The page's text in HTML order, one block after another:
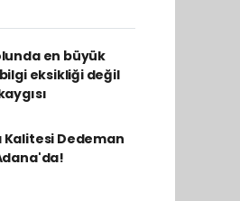
en büyük
eksikliği değil
Kalitesi Dedeman